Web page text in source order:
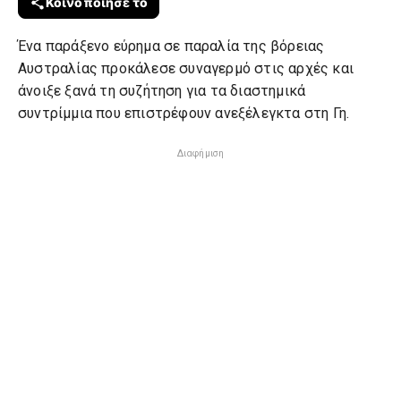
Ένα παράξενο εύρημα σε παραλία της βόρειας
Αυστραλίας προκάλεσε συναγερμό στις αρχές και
άνοιξε ξανά τη συζήτηση για τα διαστημικά
συντρίμμια που επιστρέφουν ανεξέλεγκτα στη Γη.
Διαφήμιση